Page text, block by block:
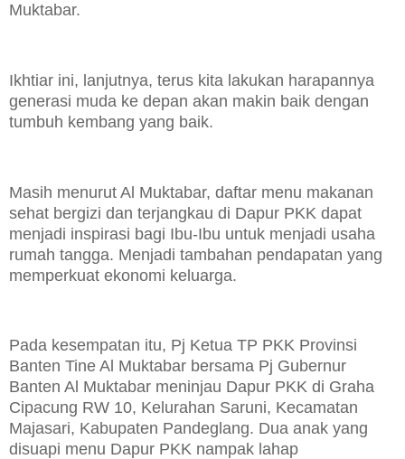
Muktabar.
Ikhtiar ini, lanjutnya, terus kita lakukan harapannya
generasi muda ke depan akan makin baik dengan
tumbuh kembang yang baik.
Masih menurut Al Muktabar, daftar menu makanan
sehat bergizi dan terjangkau di Dapur PKK dapat
menjadi inspirasi bagi Ibu-Ibu untuk menjadi usaha
rumah tangga. Menjadi tambahan pendapatan yang
memperkuat ekonomi keluarga.
Pada kesempatan itu, Pj Ketua TP PKK Provinsi
Banten Tine Al Muktabar bersama Pj Gubernur
Banten Al Muktabar meninjau Dapur PKK di Graha
Cipacung RW 10, Kelurahan Saruni, Kecamatan
Majasari, Kabupaten Pandeglang. Dua anak yang
disuapi menu Dapur PKK nampak lahap